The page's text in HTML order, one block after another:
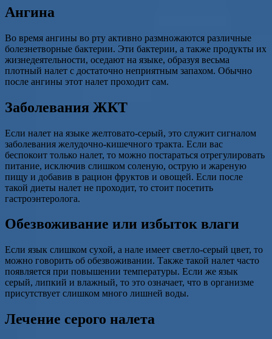
Ангина
Во время ангины во рту активно размножаются различные
болезнетворные бактерии. Эти бактерии, а также продукты их
жизнедеятельности, оседают на языке, образуя весьма
плотный налет с достаточно неприятным запахом. Обычно
после ангины этот налет проходит сам.
Заболевания ЖКТ
Если налет на языке желтовато-серый, это служит сигналом
заболевания желудочно-кишечного тракта. Если вас
беспокоит только налет, то можно постараться отрегулировать
питание, исключив слишком соленую, острую и жареную
пищу и добавив в рацион фруктов и овощей. Если после
такой диеты налет не проходит, то стоит посетить
гастроэнтеролога.
Обезвоживание или избыток влаги
Если язык слишком сухой, а нале имеет светло-серый цвет, то
можно говорить об обезвоживании. Также такой налет часто
появляется при повышении температуры. Если же язык
серый, липкий и влажный, то это означает, что в организме
присутствует слишком много лишней воды.
Лечение серого налета